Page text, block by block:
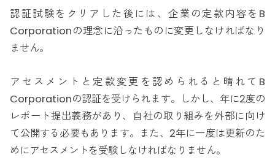
認証試験をクリアした後には、企業の定款内容をB
Corporationの理念に沿ったものに変更しなければなり
ません。
アセスメントと定款変更を認められると晴れてB
Corporationの認証を受けられます。しかし、年に2度の
レポート提出義務があり、自社の取り組みを外部に向け
て公開する必要もあります。また、2年に一度は更新のた
めにアセスメントを受験しなければなりません。